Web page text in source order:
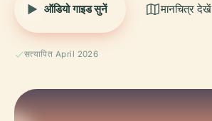
ऑडियो गाइड सुनें मानचित्र देखें
सत्यापित April 2026